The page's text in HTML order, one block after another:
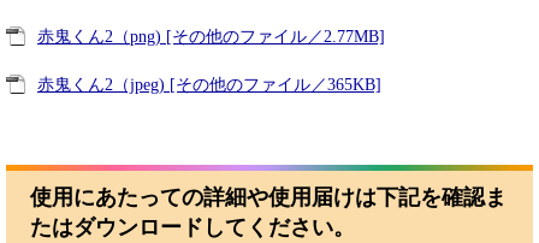
赤鬼くん2（png) [その他のファイル／2.77MB]
赤鬼くん2（jpeg) [その他のファイル／365KB]
使用にあたっての詳細や使用届けは下記を確認ま
たはダウンロードしてください。